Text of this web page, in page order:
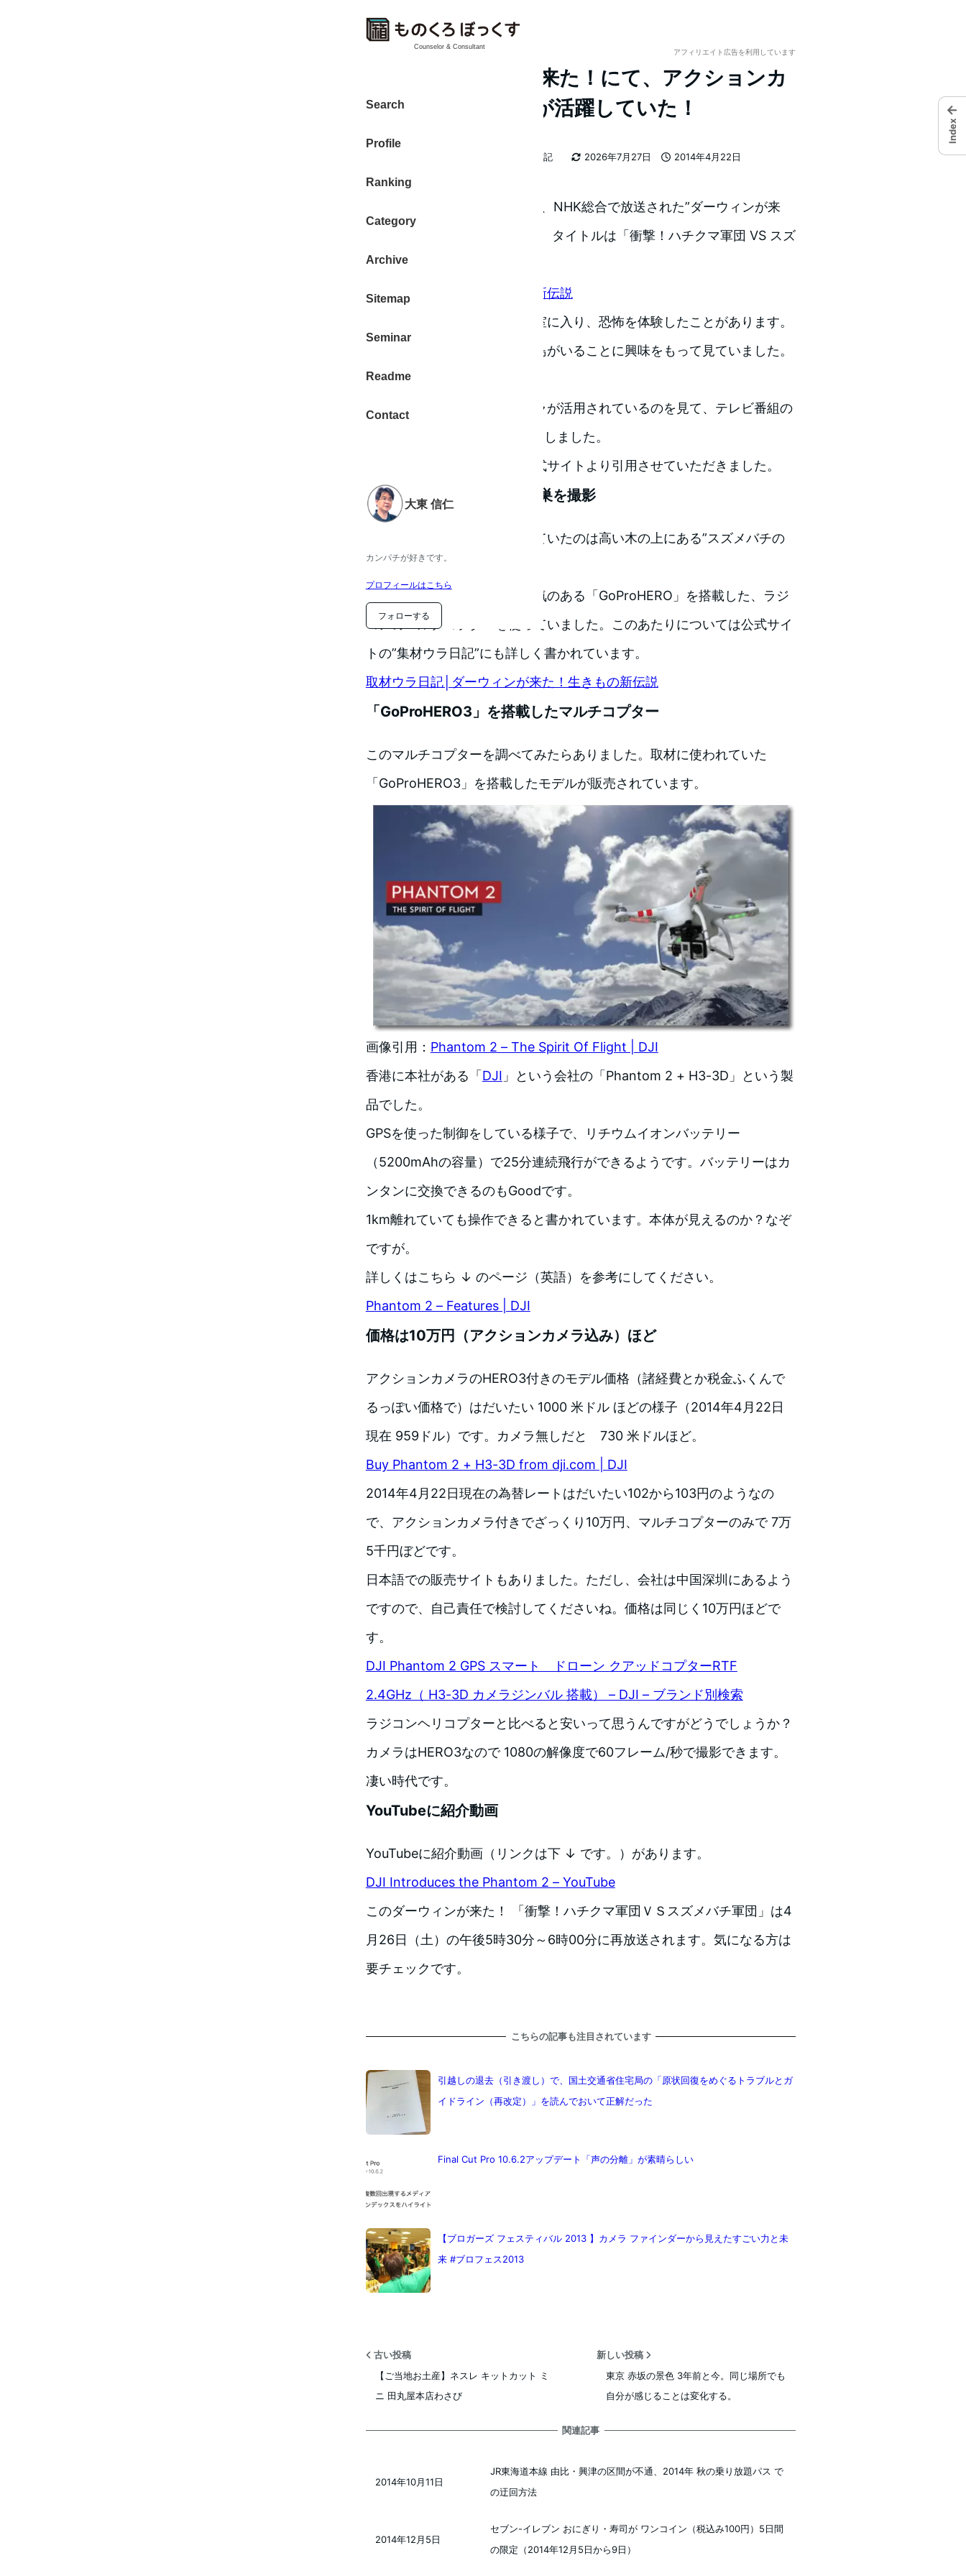
Counselor & Consultant
Search
Profile
Ranking
Category
Archive
Sitemap
Seminar
Readme
Contact
大東 信仁
カンパチが好きです。
プロフィールはこちら
フォローする
アフィリエイト広告を利用しています
NHK ダーウィンが来た！にて、アクションカ
メラ GoProHERO が活躍していた！
2026年7月27日
2014年4月22日
者
2026年日記
2014年4月20日 日曜日の夜に、NHK総合で放送された”ダーウィンが来
た！生き物新伝説”を見ました。タイトルは「衝撃！ハチクマ軍団 VS スズ
メバチ軍団」でした。
ダーウィンが来た！生きもの新伝説
大学時代にスズメバチが講義室に入り、恐怖を体験したことがあります。
そのスズメパチを獲物にする鳥がいることに興味をもって見ていました。
面白い番組でした。
そのなかで、アクションカメラが活用されているのを見て、テレビ番組の
素材になることにも”びっくり”しました。
なお、アイキャッチ画像は公式サイトより引用させていただきました。
高い木にあるスズメバチの巣を撮影
アクションカメラが活用されていたのは高い木の上にある”スズメバチの
巣”を撮影したシーンでした。
アクションカメラでは一番人気のある「GoProHERO」を搭載した、ラジ
コンのマルチコプターを使っていました。このあたりについては公式サイ
トの”集材ウラ日記”にも詳しく書かれています。
取材ウラ日記│ダーウィンが来た！生きもの新伝説
「GoProHERO3」を搭載したマルチコプター
このマルチコプターを調べてみたらありました。取材に使われていた
「GoProHERO3」を搭載したモデルが販売されています。
画像引用： Phantom 2 – The Spirit Of Flight | DJI
香港に本社がある「 DJI 」という会社の「Phantom 2 + H3-3D」という製
品でした。
GPSを使った制御をしている様子で、リチウムイオンバッテリー
（5200mAhの容量）で25分連続飛行ができるようです。バッテリーはカ
ンタンに交換できるのもGoodです。
1km離れていても操作できると書かれています。本体が見えるのか？なぞ
ですが。
詳しくはこちら ↓ のページ（英語）を参考にしてください。
Phantom 2 – Features | DJI
価格は10万円（アクションカメラ込み）ほど
アクションカメラのHERO3付きのモデル価格（諸経費とか税金ふくんで
るっぽい価格で）はだいたい 1000 米ドル ほどの様子（2014年4月22日
現在 959ドル）です。カメラ無しだと 730 米ドルほど。
Buy Phantom 2 + H3-3D from dji.com | DJI
2014年4月22日現在の為替レートはだいたい102から103円のようなの
で、アクションカメラ付きでざっくり10万円、マルチコプターのみで 7万
5千円ぼどです。
日本語での販売サイトもありました。ただし、会社は中国深圳にあるよう
ですので、自己責任で検討してくださいね。価格は同じく10万円ほどで
す。
DJI Phantom 2 GPS スマート ドローン クアッドコプターRTF
2.4GHz（ H3-3D カメラジンバル 搭載） – DJI – ブランド別検索
ラジコンヘリコプターと比べると安いって思うんですがどうでしょうか？
カメラはHERO3なので 1080の解像度で60フレーム/秒で撮影できます。
凄い時代です。
YouTubeに紹介動画
YouTubeに紹介動画（リンクは下 ↓ です。）があります。
DJI Introduces the Phantom 2 – YouTube
このダーウィンが来た！ 「衝撃！ハチクマ軍団ＶＳスズメバチ軍団」は4
月26日（土）の午後5時30分～6時00分に再放送されます。気になる方は
要チェックです。
こちらの記事も注目されています
引越しの退去（引き渡し）で、国土交通省住宅局の「原状回復をめぐるトラブルとガ
イドライン（再改定）」を読んでおいて正解だった
Final Cut Pro 10.6.2アップデート「声の分離」が素晴らしい
【ブロガーズ フェスティバル 2013 】カメラ ファインダーから見えたすごい力と未
来 #ブロフェス2013
古い投稿
【ご当地お土産】ネスレ キットカット ミ
ニ 田丸屋本店わさび
新しい投稿
東京 赤坂の景色 3年前と今。同じ場所でも
自分が感じることは変化する。
関連記事
JR東海道本線 由比・興津の区間が不通、2014年 秋の乗り放題パス で
の迂回方法
2014年10月11日
セブン-イレブン おにぎり・寿司が ワンコイン（税込み100円）5日間
の限定（2014年12月5日から9日）
投稿日
2014年12月5日
←
Index